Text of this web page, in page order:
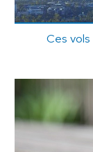
Ces